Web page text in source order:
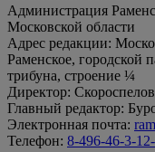
Администрация
Московской области
Адрес редакции:
Раменское, городской
трибуна, строение ¼
Директор:
Главный редактор:
Электронная почта:
Телефон: 8-496-46-3-